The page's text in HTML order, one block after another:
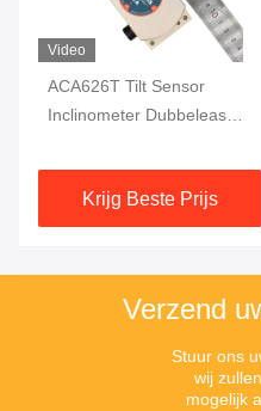
Video
ACA626T Tilt Sensor
Inclinometer Dubbeleas
Krijg Beste Prijs
Verzend
Stuur ons
wij
mogelijk